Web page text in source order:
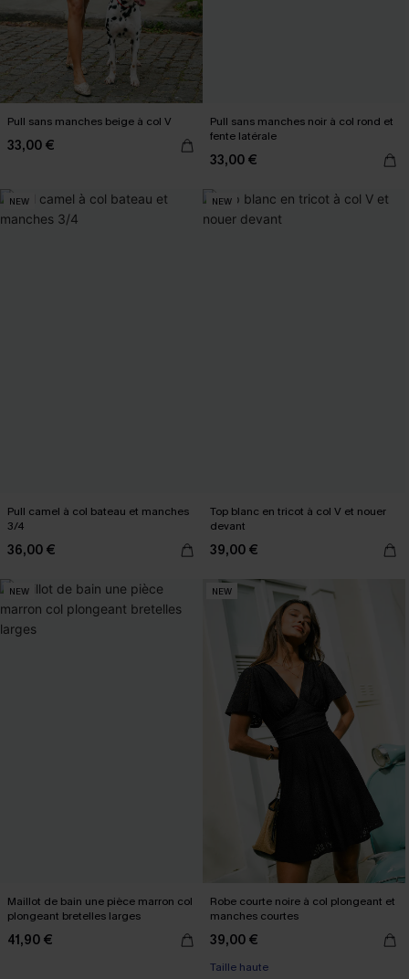
Pull sans manches beige à col V
33,00 €
Pull sans manches noir à col rond et
fente latérale
33,00 €
NEW
Pull camel à col bateau et manches
3/4
36,00 €
NEW
Top blanc en tricot à col V et nouer
devant
39,00 €
NEW
Maillot de bain une pièce marron col
plongeant bretelles larges
41,90 €
NEW
Robe courte noire à col plongeant et
manches courtes
39,00 €
Taille haute